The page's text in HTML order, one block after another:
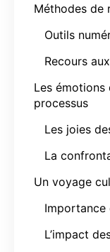
Méthodes de
Outils
Recours
Les
processus
Les joies
La
Un voyage
Importance
L’impact